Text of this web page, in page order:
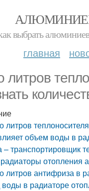
выбрать
главная
литров
литров
объем воды в
– транспортировщик
отопления
литров антифриза в
в радиаторе